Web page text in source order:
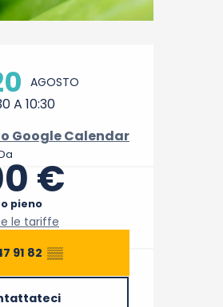
AGOSTO
A 10:30
Google Calendar
€
pieno
le tariffe
91 82 ▒▒